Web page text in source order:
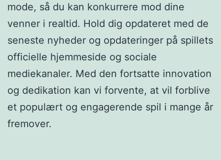
mode, så du kan konkurrere mod dine
venner i realtid. Hold dig opdateret med de
seneste nyheder og opdateringer på spillets
officielle hjemmeside og sociale
mediekanaler. Med den fortsatte innovation
og dedikation kan vi forvente, at vil forblive
et populært og engagerende spil i mange år
fremover.